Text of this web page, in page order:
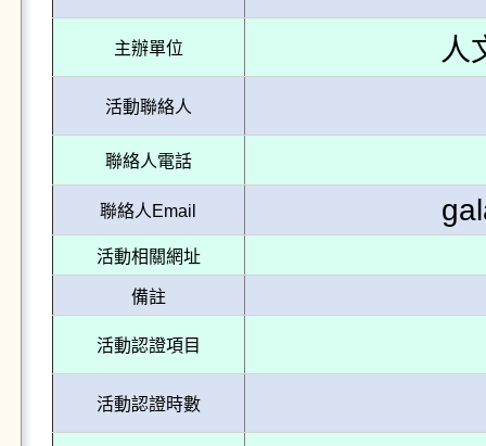
主辦單位 人
活動聯絡人
聯絡人電話
聯絡人Email
活動相關網址
備註
活動認證項目
活動認證時數